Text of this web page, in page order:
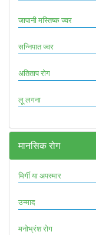
जापानी मस्तिष्क ज्वर
सन्निपात ज्वर
अतिताप रोग
लू लगना
मानसिक रोग
मिर्गी या अपस्मार
उन्माद
मनोभ्रंश रोग